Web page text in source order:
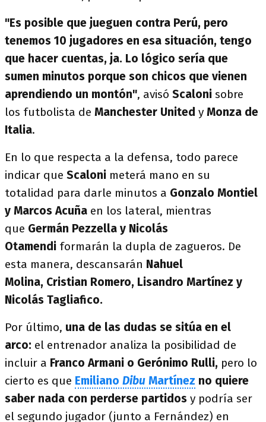
"Es posible que jueguen contra Perú, pero
tenemos 10 jugadores en esa situación, tengo
que hacer cuentas, ja. Lo lógico sería que
sumen minutos porque son chicos que vienen
aprendiendo un montón", avisó Scaloni sobre
los futbolista de Manchester United y Monza de
Italia.
En lo que respecta a la defensa, todo parece
indicar que Scaloni meterá mano en su
totalidad para darle minutos a Gonzalo Montiel
y Marcos Acuña en los lateral, mientras
que Germán Pezzella y Nicolás
Otamendi formarán la dupla de zagueros. De
esta manera, descansarán Nahuel
Molina, Cristian Romero, Lisandro Martínez y
Nicolás Tagliafico.
Por último, una de las dudas se sitúa en el
arco: el entrenador analiza la posibilidad de
incluir a Franco Armani o Gerónimo Rulli, pero lo
cierto es que Emiliano Dibu Martínez no quiere
saber nada con perderse partidos y podría ser
el segundo jugador (junto a Fernández) en